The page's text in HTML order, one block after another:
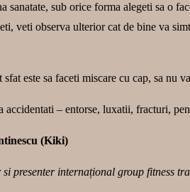
sanatate, sub orice forma alegeti sa o
veti observa ulterior cat de bine va
este sa faceti miscare cu cap, sa nu
accidentati – entorse, luxatii, fracturi,
(Kiki)
presenter internațional group fitness